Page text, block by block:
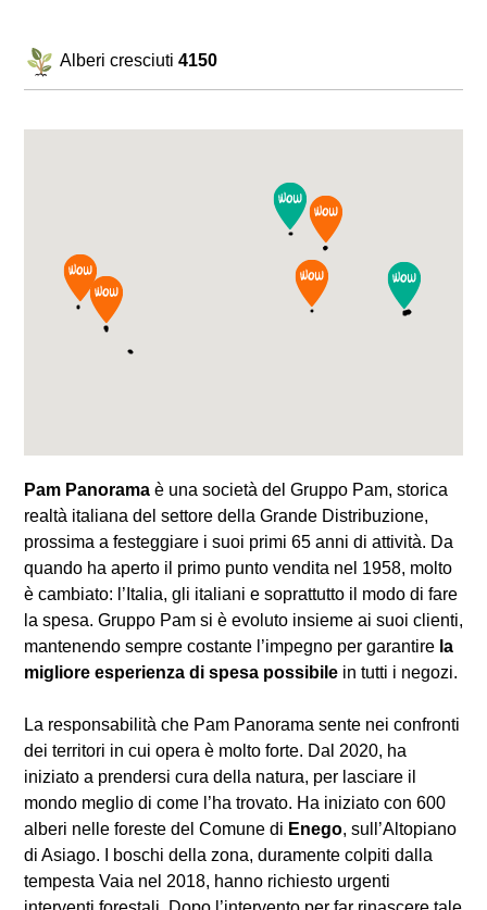
Alberi cresciuti 4150
Pam Panorama è una società del Gruppo Pam, storica
realtà italiana del settore della Grande Distribuzione,
prossima a festeggiare i suoi primi 65 anni di attività. Da
quando ha aperto il primo punto vendita nel 1958, molto
è cambiato: l’Italia, gli italiani e soprattutto il modo di fare
la spesa. Gruppo Pam si è evoluto insieme ai suoi clienti,
mantenendo sempre costante l’impegno per garantire la
migliore esperienza di spesa possibile in tutti i negozi.
La responsabilità che Pam Panorama sente nei confronti
dei territori in cui opera è molto forte. Dal 2020, ha
iniziato a prendersi cura della natura, per lasciare il
mondo meglio di come l’ha trovato. Ha iniziato con 600
alberi nelle foreste del Comune di Enego, sull’Altopiano
di Asiago. I boschi della zona, duramente colpiti dalla
tempesta Vaia nel 2018, hanno richiesto urgenti